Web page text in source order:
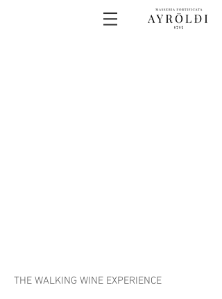
THE WALKING WINE EXPERIENCE